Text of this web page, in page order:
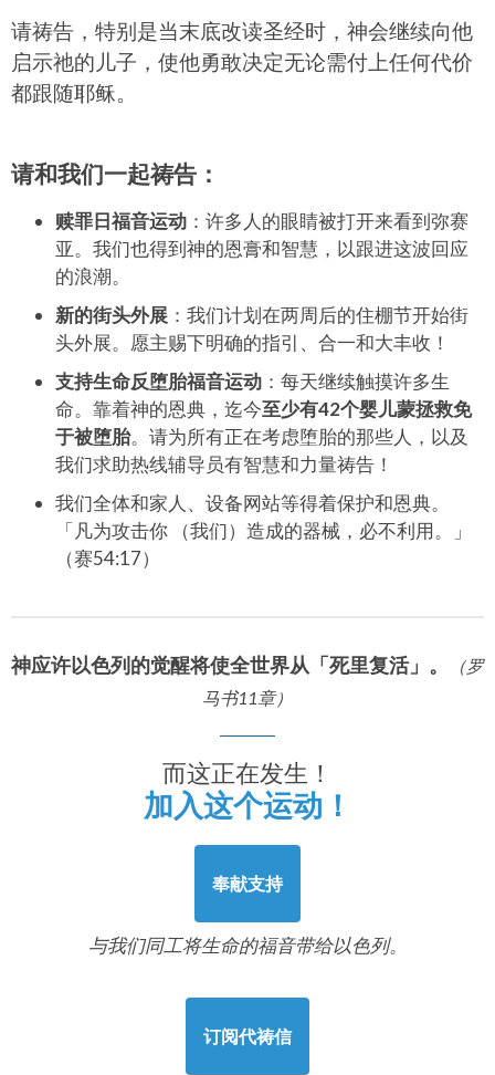
请祷告，特别是当末底改读圣经时，神会继续向他
启示祂的儿子，使他勇敢决定无论需付上任何代价
都跟随耶稣。
请和我们一起祷告：
赎罪日福音运动 ：许多人的眼睛被打开来看到弥赛
亚。我们也得到神的恩膏和智慧，以跟进这波回应
的浪潮。
新的街头外展 ：我们计划在两周后的住棚节开始街
头外展。愿主赐下明确的指引、合一和大丰收！
支持生命反堕胎福音运动 ：每天继续触摸许多生
命。靠着神的恩典，迄今至少有42个婴儿蒙拯救免
于被堕胎。请为所有正在考虑堕胎的那些人，以及
我们求助热线辅导员有智慧和力量祷告！
我们全体和家人、设备网站等得着保护和恩典。
「凡为攻击你 （我们）造成的器械，必不利用。」
（赛54:17）
神应许以色列的觉醒将使全世界从「死里复活」。
（罗
马书11章）
而这正在发生！
加入这个运动！
奉献支持
与我们同工将生命的福音带给以色列。
订阅代祷信